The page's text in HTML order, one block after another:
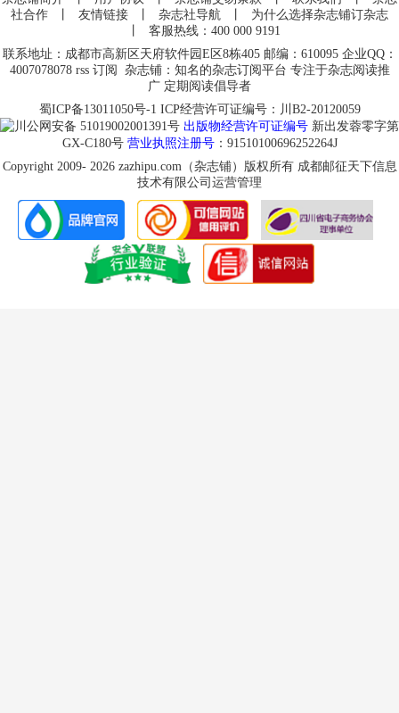
社合作
友情链接 杂志社导航
为什么选择杂志铺订杂志
客服热线：400 000 9191
联系地址：成都市高新区天府软件园E区8栋405 邮编：610095 企业QQ：
4007078078 rss 订阅 杂志铺：知名的杂志订阅平台 专注于杂志阅读推
广 定期阅读倡导者
蜀ICP备13011050号-1 ICP经营许可证编号：川B2-20120059
川公网安备 51019002001391号 出版物经营许可证编号 新出发蓉零字第
GX-C180号 营业执照注册号：91510100696252264J
Copyright 2009- 2026 zazhipu.com（杂志铺）版权所有 成都邮征天下信息
技术有限公司运营管理